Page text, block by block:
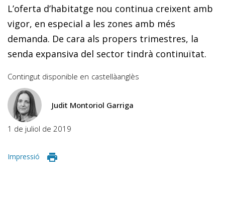
L’oferta d’habitatge nou continua creixent amb
vigor, en especial a les zones amb més
demanda. De cara als propers trimestres, la
senda expansiva del sector tindrà continuïtat.
Contingut disponible en castellàanglès
Judit Montoriol Garriga
1 de juliol de 2019
Impressió